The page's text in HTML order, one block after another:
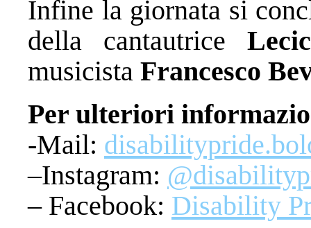
Infine la giornata si
della cantautrice
musicista Francesco
Per ulteriori
-Mail:
–Instagram:
– Facebook: Disability